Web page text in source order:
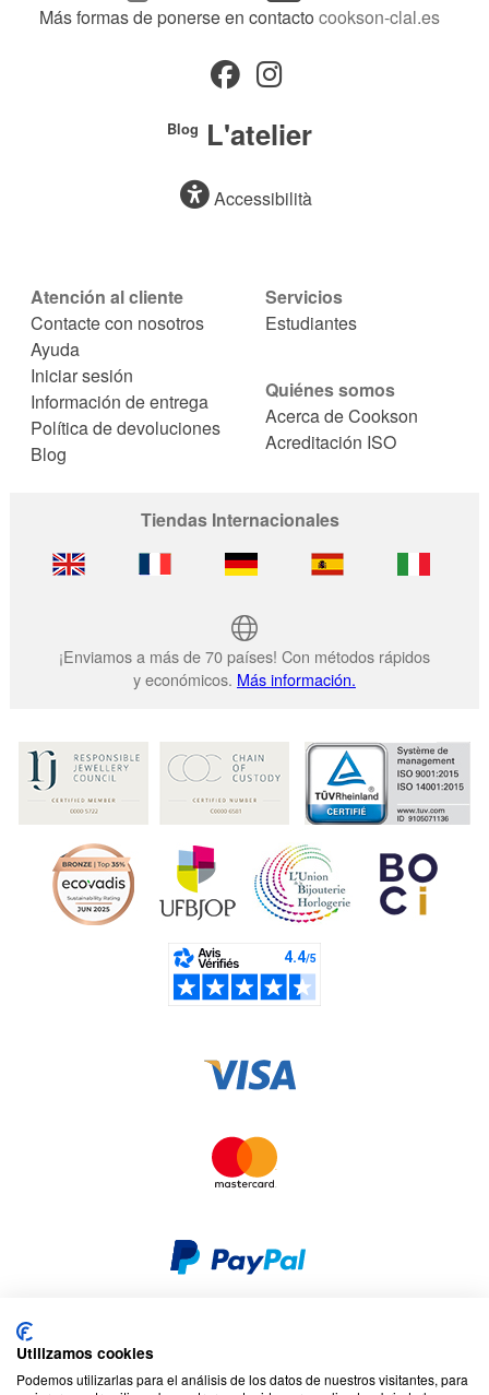
Más formas de ponerse en contacto cookson-clal.es
Blog L'atelier
Accessibilità
Atención al cliente
Contacte con nosotros
Ayuda
Iniciar sesión
Información de entrega
Política de devoluciones
Blog
Servicios
Estudiantes
Quiénes somos
Acerca de Cookson
Acreditación ISO
Tiendas Internacionales
¡Enviamos a más de 70 países! Con métodos rápidos
y económicos. Más información.
Seguridad y privacidad
Responsabilidad social corporativa
Términos y condiciones
Utilizamos cookies
Podemos utilizarlas para el análisis de los datos de nuestros visitantes, para